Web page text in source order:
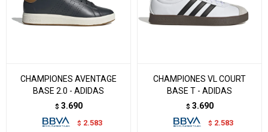
CHAMPIONES AVENTAGE
BASE 2.0 - ADIDAS
$ 3.690
$ 2.583
CHAMPIONES VL COURT
BASE T - ADIDAS
$ 3.690
$ 2.583